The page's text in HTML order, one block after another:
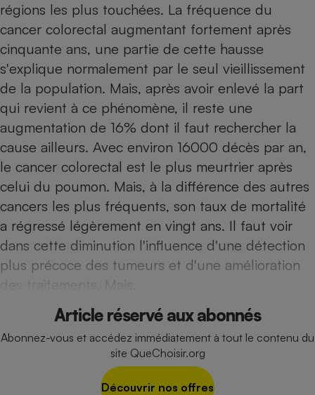
régions les plus touchées. La fréquence du
cancer colorectal augmentant fortement après
cinquante ans, une partie de cette hausse
s'explique normalement par le seul vieillissement
de la population. Mais, après avoir enlevé la part
qui revient à ce phénomène, il reste une
augmentation de 16% dont il faut rechercher la
cause ailleurs. Avec environ 16000 décès par an,
le cancer colorectal est le plus meurtrier après
celui du poumon. Mais, à la différence des autres
cancers les plus fréquents, son taux de mortalité
a régressé légèrement en vingt ans. Il faut voir
dans cette diminution l'influence d'une détection
plus précoce des tumeurs et d'une amélioration
des traitements. Mais,
Article réservé aux abonnés
Abonnez-vous et accédez immédiatement à tout le contenu du
site QueChoisir.org
Découvrir nos offres
bouteille
Banque
Lave-linge
Plaque de cuisson à
Téléviseur
Téléphone mobile -
Smartphone
Matelas
Radiateur électrique
Climatiseur -
Antimoustique